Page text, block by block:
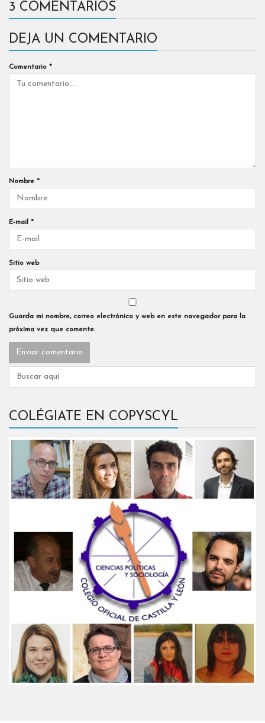
3 COMENTARIOS
DEJA UN COMENTARIO
Comentario *
Nombre *
E-mail *
Sitio web
Guarda mi nombre, correo electrónico y web en este navegador para la
próxima vez que comente.
COLÉGIATE EN COPYSCYL